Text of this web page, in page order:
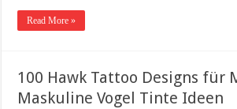
Read More »
100 Hawk Tattoo Designs für
Maskuline Vogel Tinte Ideen